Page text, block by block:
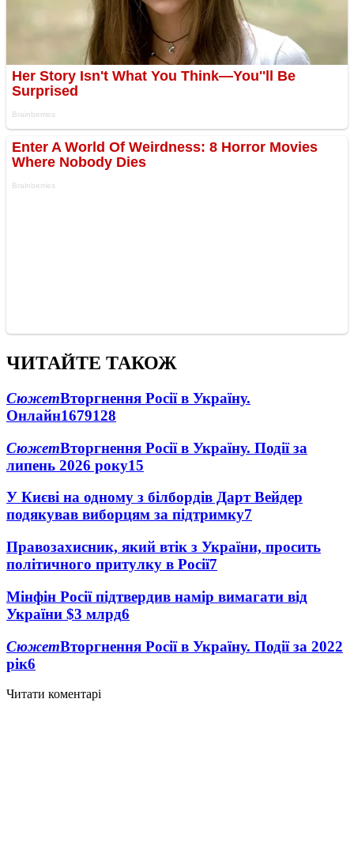
ЧИТАЙТЕ ТАКОЖ
СюжетВторгнення Росії в Україну.
Онлайн1679128
СюжетВторгнення Росії в Україну. Події за
липень 2026 року15
У Києві на одному з білбордів Дарт Вейдер
подякував виборцям за підтримку7
Правозахисник, який втік з України, просить
політичного притулку в Росії7
Мінфін Росії підтвердив намір вимагати від
України $3 млрд6
СюжетВторгнення Росії в Україну. Події за 2022
рік6
Читати коментарі